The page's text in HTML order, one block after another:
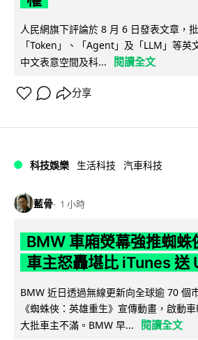
人民網旗下評論於 8 月 6 日發表文章，
「Token」、「Agent」及「LLM」等英
中文表意空間及科...
閱讀全文
分享
科技娛樂 生活科技 汽車科技
藍骨 1 小時
BMW 車廂熒幕強推蜘
車主怒轟堪比 iTunes 送
BMW 近日透過無線更新向全球逾 70 個
《蜘蛛俠：英雄重生》宣傳動畫，啟動
大批車主不滿。BMW 早...
閱讀全文